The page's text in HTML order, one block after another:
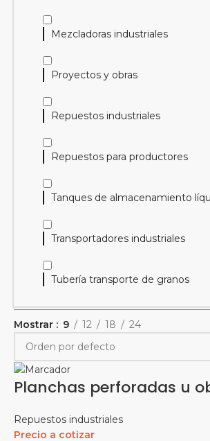
Mezcladoras industriales
Proyectos y obras
Repuestos industriales
Repuestos para productores
Tanques de almacenamiento
Transportadores industriales
Tubería transporte de granos
Mostrar 9 12 18 24
Planchas perforadas u
Repuestos industriales
Precio a cotizar